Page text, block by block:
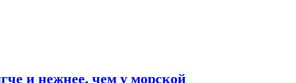
и нежнее, чем у морской